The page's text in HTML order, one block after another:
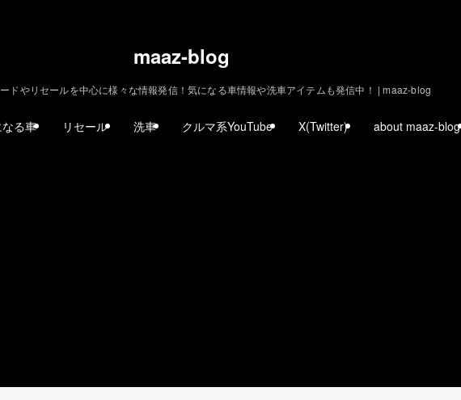
maaz-blog
ドやリセールを中心に様々な情報発信！気になる車情報や洗車アイテムも発信中！ | maaz-blog
る車 リセール 洗車 クルマ系YouTube X(Twitter) about maaz-blog